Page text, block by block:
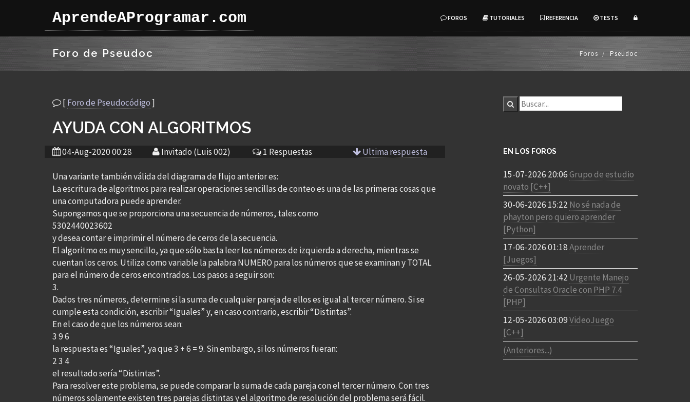
AprendeAProgramar.com FOROS TUTORIALES REFERENCIA TESTS
Foro de Pseudoc Foros Pseudoc
[Foro de Pseudocódigo]
AYUDA CON ALGORITMOS
04-Aug-2020 00:28 Invitado (Luis 002) 1 Respuestas Ultima respuesta
Una variante también válida del diagrama de flujo anterior es:
La escritura de algoritmos para realizar operaciones sencillas de conteo es una de las primeras cosas que
una computadora puede aprender.
Supongamos que se proporciona una secuencia de números, tales como
5302440023602
y desea contar e imprimir el número de ceros de la secuencia.
El algoritmo es muy sencillo, ya que sólo basta leer los números de izquierda a derecha, mientras se
cuentan los ceros. Utiliza como variable la palabra NUMERO para los números que se examinan y TOTAL
para el número de ceros encontrados. Los pasos a seguir son:
3.
Dados tres números, determine si la suma de cualquier pareja de ellos es igual al tercer número. Si se
cumple esta condición, escribir “Iguales” y, en caso contrario, escribir “Distintas”.
En el caso de que los números sean:
3 9 6
la respuesta es “Iguales”, ya que 3 + 6 = 9. Sin embargo, si los números fueran:
2 3 4
el resultado sería “Distintas”.
Para resolver este problema, se puede comparar la suma de cada pareja con el tercer número. Con tres
números solamente existen tres parejas distintas y el algoritmo de resolución del problema será fácil.
EN LOS FOROS
15-07-2026 20:06Grupo de estudio
novato [C++]
30-06-2026 15:22 No sé nada de
phayton pero quiero aprender
[Python]
17-06-2026 01:18Aprender
[Juegos]
26-05-2026 21:42 Urgente Manejo
de Consultas Oracle con PHP 7.4
[PHP]
12-05-2026 03:09VideoJuego
[C++]
(Anteriores...)